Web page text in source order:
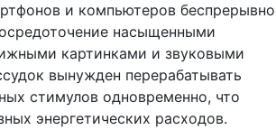
и компьютеров беспрерывно
насыщенными
картинками и звуковыми
вынужден перерабатывать
стимулов одновременно, что
энергетических расходов.